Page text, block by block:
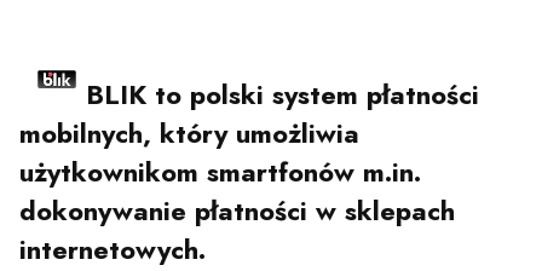
BLIK to polski system płatności
mobilnych, który umożliwia
użytkownikom smartfonów m.in.
dokonywanie płatności w sklepach
internetowych.